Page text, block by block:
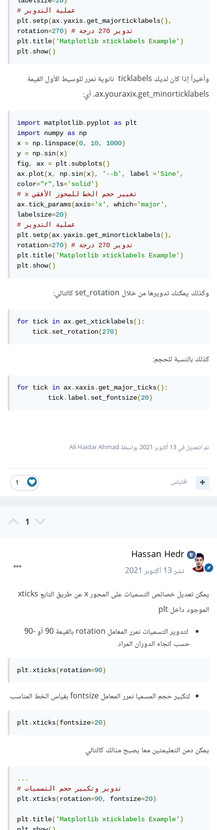
# عملية التدوير
plt.setp(ax.yaxis.get_majorticklabels(),
rotation=270)
# تدوير 270 درجة
plt.title('Matplotlib xticklabels Example')
plt.show()
وأخيراً إذا كان لديك ticklabels ثانوية نمرر للوسيط الأول القيمة
ax.youraxix.get_minorticklabels. أي:
import matplotlib.pyplot as
import
numpy as np
x = np.linspace(0, 10, 1000)
y = np.sin(x)
fig, ax = plt.subplots()
ax.plot(x, np.sin(x), '--b', label ='Sine',
color="r",ls='solid')
ax.tick_params(axis='x', which='major',
labelsize=20)
# عملية التدوير
plt.setp(ax.yaxis.get_minorticklabels(),
rotation=270)
# تدوير 270 درجة
plt.title('Matplotlib xticklabels Example')
plt.show()
وكذلك يمكنك تدويرها من خلال set_rotation كالتالي:
for tick in ax.get_xticklabels():
    tick
.set_rotation(270)
كذلك بالنسبة للحجم:
for tick in ax.xaxis.get_major_ticks():
	tick
.label.set_fontsize(20)
تم التعديل في13 أكتوبر 2021 بواسطة Ali Haidar Ahmad
1 اقتباس
1
Hassan Hedr
نشر13 أكتوبر 2021
يمكن تعديل خصائص التسميات على المحور x عن طريق التابع xticks
الموجود داخل plt
لتدوير التسميات نمرر المعامل rotation بالقيمة 90 أو -90
حسب اتجاه الدوران المراد
plt.xticks(rotation=90)
لتكبير حجم المسميا نمرر المعامل fontsize بقياس الخط المناسب
plt.xticks(fontsize=20)
يمكن دمن التعليمتين معا يصبح مثالك كالتالي
...
# تدوير وتكبير حجم التسميات
plt.xticks(rotation=90, fontsize=20)
plt.title('Matplotlib xticklabels Example')